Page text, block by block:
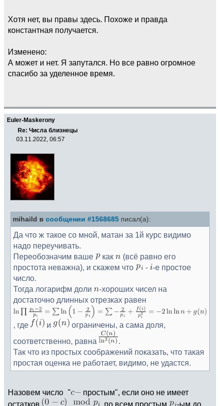
Хотя нет, вы правы здесь. Похоже и правда
константная получается.
Изменено:
А может и нет. Я запутался. Но все равно огромное
спасибо за уделенное время.
Euler-Maskerony
Re: Числа близнецы
03.11.2022, 06:57
mihaild в сообщении #1568685 писал(а):
Да что ж такое со мной, матан за 1й курс видимо
надо переучивать.
Переобозначим ваше
как
(всё равно его
простота неважна), и скажем что
- -е простое
число.
Тогда логарифм доли
-хороших чисел на
достаточно длинных отрезках равен
, где и
ограничены, а сама доля,
соответственно, равна
Так что из простых соображений показать, что такая
простая оценка не работает, видимо, не удастся.
Назовем число "
простым", если оно не имеет
остатков
, по всем простым
-ым до